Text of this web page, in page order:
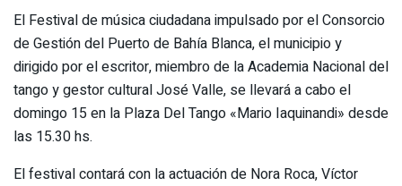
El Festival de música ciudadana impulsado por el Consorcio
de Gestión del Puerto de Bahía Blanca, el municipio y
dirigido por el escritor, miembro de la Academia Nacional del
tango y gestor cultural José Valle, se llevará a cabo el
domingo 15 en la Plaza Del Tango «Mario Iaquinandi» desde
las 15.30 hs.
El festival contará con la actuación de Nora Roca, Víctor